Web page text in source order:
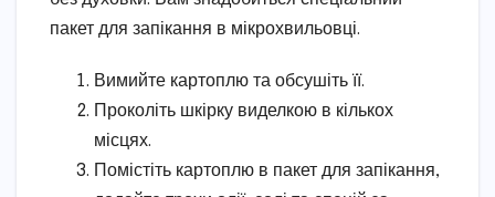
пакет для запікання в мікрохвильовці.
Вимийте картоплю та обсушіть її.
Проколіть шкірку виделкою в кількох
місцях.
Помістіть картоплю в пакет для запікання,